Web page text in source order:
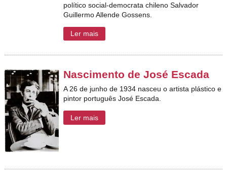
político social-democrata chileno Salvador
Guillermo Allende Gossens.
Ler mais
Nascimento de José Escada
A 26 de junho de 1934 nasceu o artista plástico e
pintor português José Escada.
Ler mais